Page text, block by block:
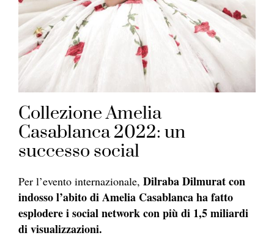
Collezione Amelia
Casablanca 2022: un
successo social
Per l’evento internazionale, Dilraba Dilmurat con
indosso l’abito di Amelia Casablanca ha fatto
esplodere i social network con più di 1,5 miliardi
di visualizzazioni.